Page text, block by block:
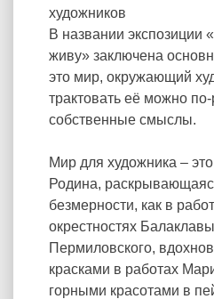
художников
В названии экспозиции
живу» заключена
это мир, окружающий
трактовать её можно
собственные смыслы.
Мир для художника –
Родина,
безмерности, как в
окрестностях
Пермиловского,
красками в работах
горными красотами в